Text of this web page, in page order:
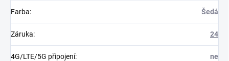
Farba: Šedá
Záruka: 24
4G/LTE/5G připojení: ne